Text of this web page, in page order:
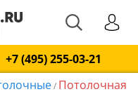
+7 (495) 255-03-21
/ Потолочная